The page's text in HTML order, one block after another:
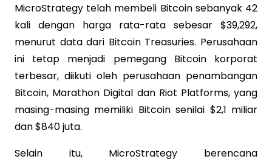
MicroStrategy telah membeli Bitcoin sebanyak 42
kali dengan harga rata-rata sebesar $39,292,
menurut data dari Bitcoin Treasuries. Perusahaan
ini tetap menjadi pemegang Bitcoin korporat
terbesar, diikuti oleh perusahaan penambangan
Bitcoin, Marathon Digital dan Riot Platforms, yang
masing-masing memiliki Bitcoin senilai $2,1 miliar
dan $840 juta.
Selain itu, MicroStrategy berencana